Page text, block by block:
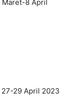
8 April
27-29 April 2023